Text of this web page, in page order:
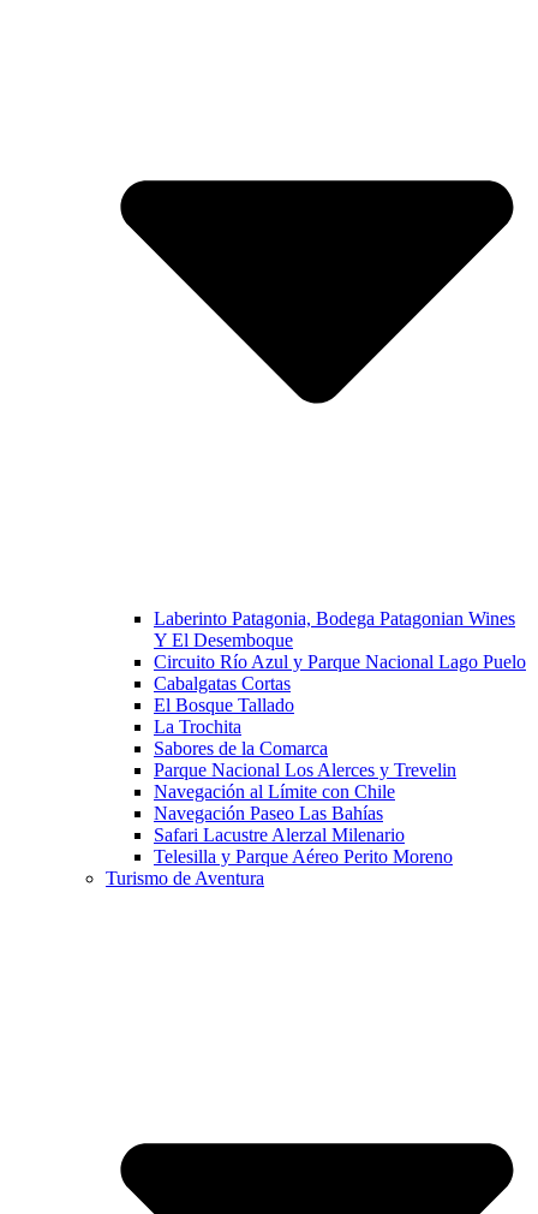
Laberinto Patagonia, Bodega Patagonian Wines
Y El Desemboque
Circuito Río Azul y Parque Nacional Lago Puelo
Cabalgatas Cortas
El Bosque Tallado
La Trochita
Sabores de la Comarca
Parque Nacional Los Alerces y Trevelin
Navegación al Límite con Chile
Navegación Paseo Las Bahías
Safari Lacustre Alerzal Milenario
Telesilla y Parque Aéreo Perito Moreno
Turismo de Aventura